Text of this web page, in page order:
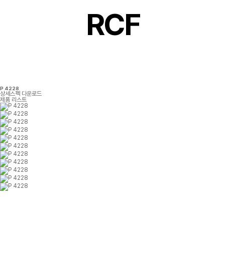
RCF
P 4228
상세스펙 다운로드
제품 리스트